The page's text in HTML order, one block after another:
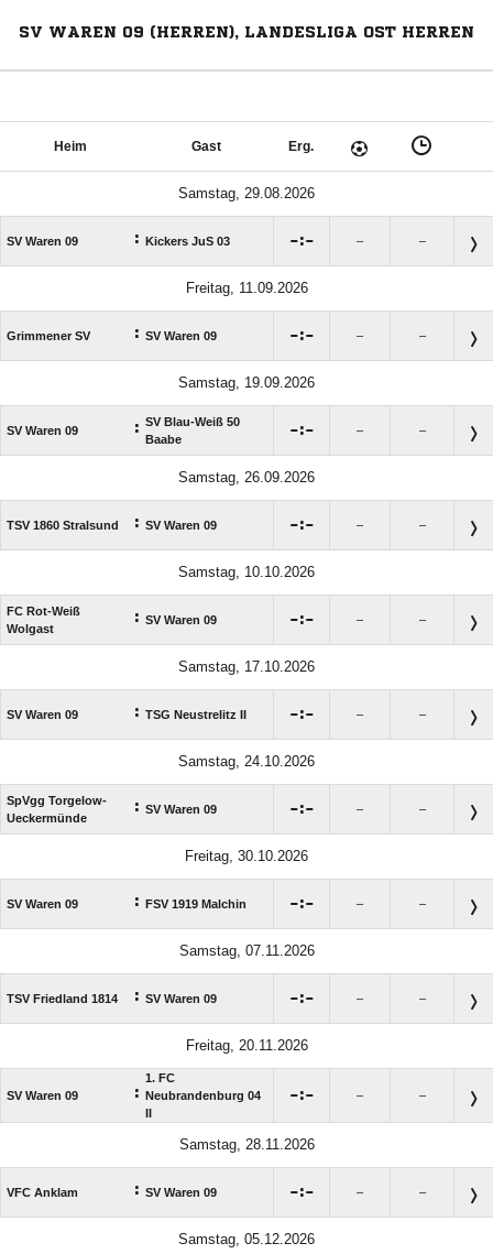
SV WAREN 09 (HERREN), LANDESLIGA OST HERREN
Heim Gast Erg.
Samstag, 29.08.2026
SV Waren 09 : Kickers JuS 03 : – –
Freitag, 11.09.2026
Grimmener SV : SV Waren 09 : – –
Samstag, 19.09.2026
SV Waren 09 : SV Blau-Weiß 50
Baabe
: – –
Samstag, 26.09.2026
TSV 1860 Stralsund : SV Waren 09 : – –
Samstag, 10.10.2026
FC Rot-Weiß
Wolgast
: SV Waren 09 : – –
Samstag, 17.10.2026
SV Waren 09 : TSG Neustrelitz II : – –
Samstag, 24.10.2026
SpVgg Torgelow-
Ueckermünde
: SV Waren 09 : – –
Freitag, 30.10.2026
SV Waren 09 : FSV 1919 Malchin : – –
Samstag, 07.11.2026
TSV Friedland 1814 : SV Waren 09 : – –
Freitag, 20.11.2026
SV Waren 09 :
1. FC
Neubrandenburg 04
II
: – –
Samstag, 28.11.2026
VFC Anklam : SV Waren 09 : – –
Samstag, 05.12.2026